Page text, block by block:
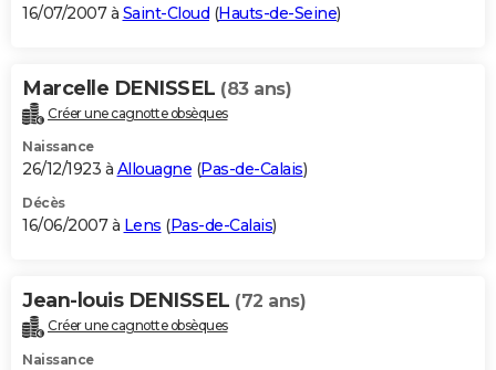
16/07/2007 à Saint-Cloud (Hauts-de-Seine)
Marcelle DENISSEL (83 ans)
Créer une cagnotte obsèques
Naissance
26/12/1923 à Allouagne (Pas-de-Calais)
Décès
16/06/2007 à Lens (Pas-de-Calais)
Jean-louis DENISSEL (72 ans)
Créer une cagnotte obsèques
Naissance